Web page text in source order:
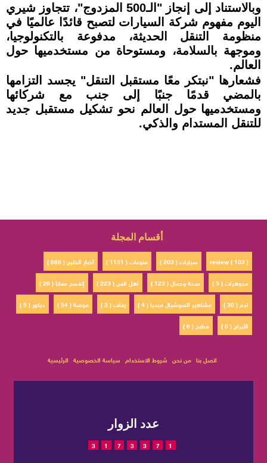
وبالاستناد إلى إنجاز "الـ500 المزدوج"، تتجاوز شيري
اليوم مفهوم شركة السيارات لتصبح قائدًا عالميًا في
منظومة التنقل الحديثة، مدفوعة بالتكنولوجيا،
وموجهة بالسلامة، ومستوحاة من مستخدميها حول
العالم.
فشعارها "نبتكر معًا مستقبل التنقل" يجسد التزامها
بالمضي قدمًا جنبًا إلى جنب مع شركائها
ومستخدميها حول العالم نحو تشكيل مستقبل جديد
للتنقل المستدام والذكي.
أقسام المجلة
أخبار الخليج ( 868 ) منوعات ( 1151 ) سيارات ( 203 )
review ( 103 )
إتفسح معانا ( 26 )
أهل الفن ( 223 ) صحة وجمال ( 123 )
مجوهرات ( 5 )
ديكور ( 5 )
موضة ( 54 ) زفاف ( 3 ) مشاهير السوشيال ميديا ( 4 )
ادم ( 30 )
مطبخ ( 6 )
الأبراج ( 0 )
الرئيسية سياسة الخصوصية شروط الاستخدام من نحن اتصل بنا
عدد الزوار
3 1 7 3 3 7 1